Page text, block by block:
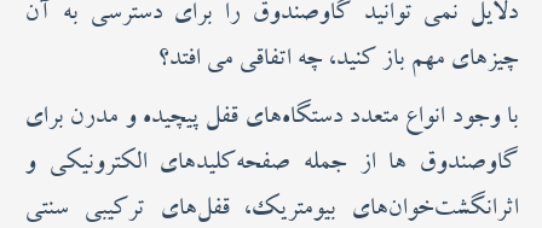
دلایل نمی توانید گاوصندوق را برای دسترسی به آن
چیزهای مهم باز کنید، چه اتفاقی می افتد؟
با وجود انواع متعدد دستگاه‌های قفل پیچیده و مدرن برای
گاوصندوق ها از جمله صفحه‌کلیدهای الکترونیکی و
اثرانگشت‌خوان‌های بیومتریک، قفل‌های ترکیبی سنتی